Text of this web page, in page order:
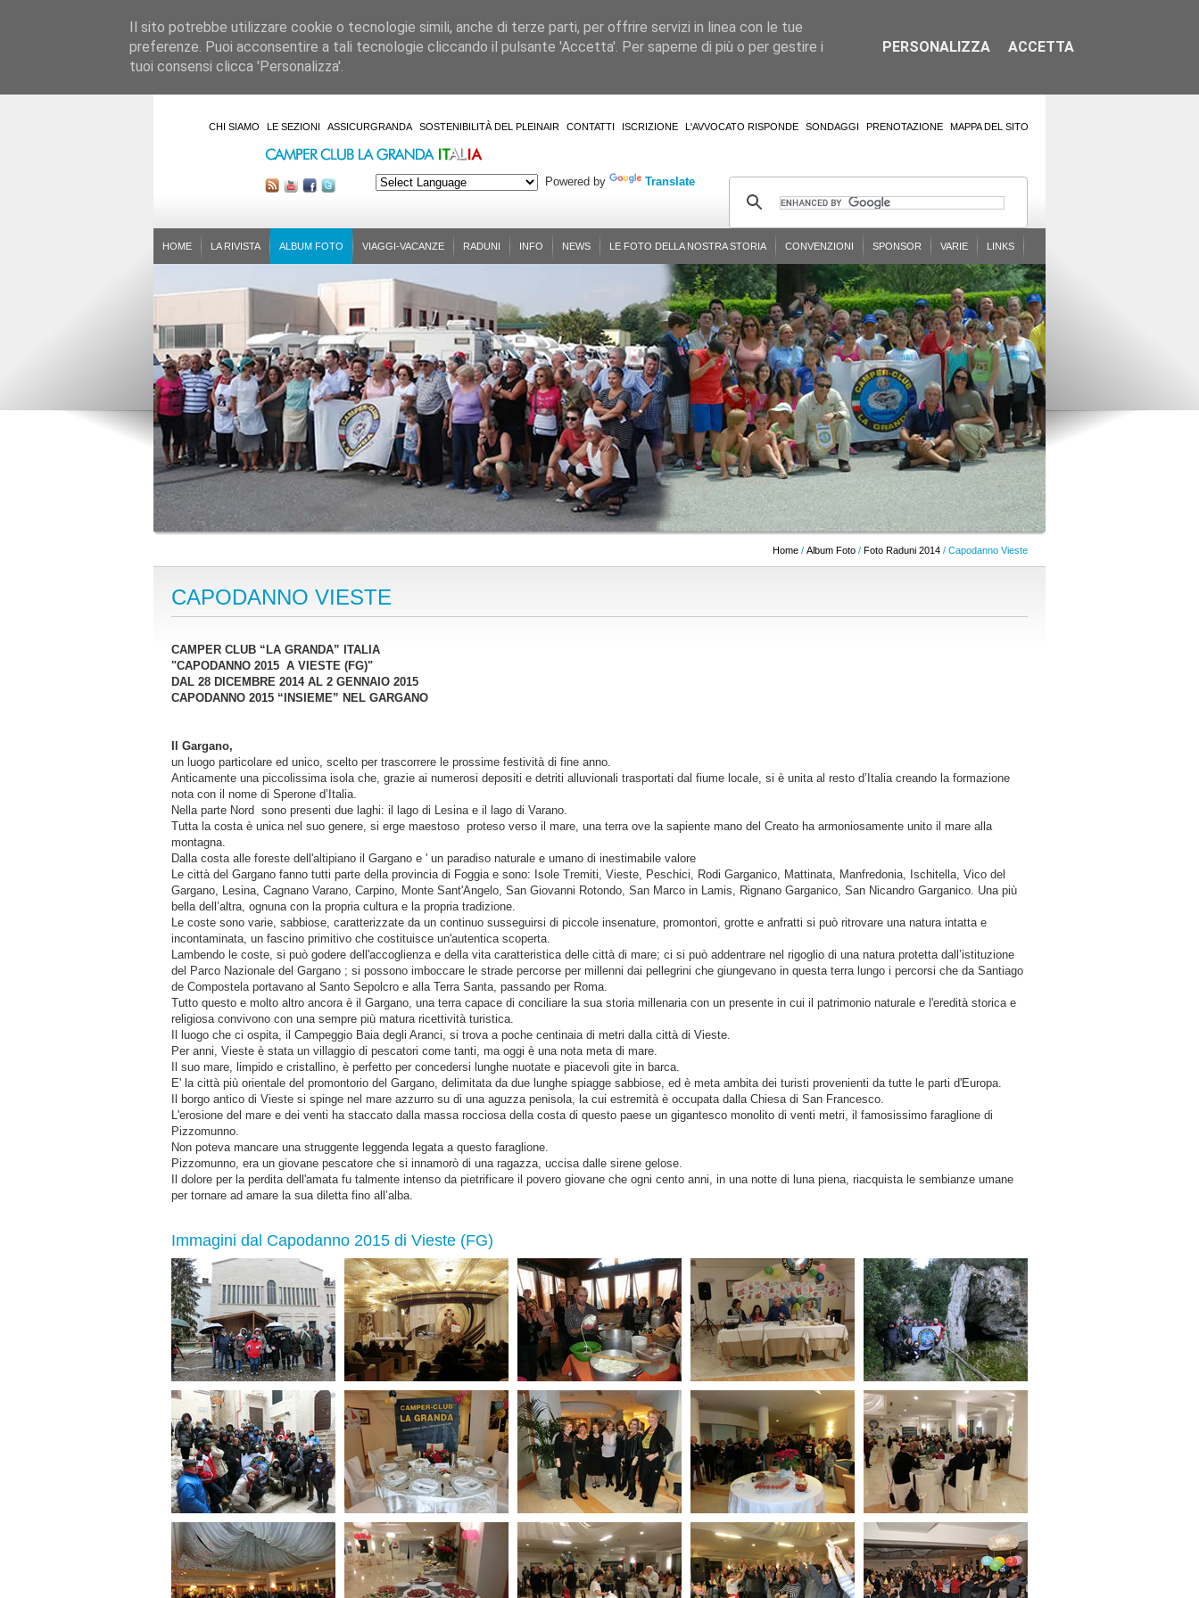
CHI SIAMO LE SEZIONI ASSICURGRANDA SOSTENIBILITÀ DEL PLEINAIR CONTATTI ISCRIZIONE L'AVVOCATO RISPONDE SONDAGGI PRENOTAZIONE MAPPA DEL SITO
Powered by Translate
HOME LA RIVISTA ALBUM FOTO VIAGGI-VACANZE RADUNI INFO NEWS LE FOTO DELLA NOSTRA STORIA CONVENZIONI SPONSOR VARIE LINKS
Home / Album Foto / Foto Raduni 2014 / Capodanno Vieste
CAPODANNO VIESTE
CAMPER CLUB “LA GRANDA” ITALIA
"CAPODANNO 2015 A VIESTE (FG)"
DAL 28 DICEMBRE 2014 AL 2 GENNAIO 2015
CAPODANNO 2015 “INSIEME” NEL GARGANO
Il Gargano,
un luogo particolare ed unico, scelto per trascorrere le prossime festività di fine anno.
Anticamente una piccolissima isola che, grazie ai numerosi depositi e detriti alluvionali trasportati dal fiume locale, si è unita al resto d’Italia creando la formazione
nota con il nome di Sperone d’Italia.
Nella parte Nord sono presenti due laghi: il lago di Lesina e il lago di Varano.
Tutta la costa è unica nel suo genere, si erge maestoso proteso verso il mare, una terra ove la sapiente mano del Creato ha armoniosamente unito il mare alla
montagna.
Dalla costa alle foreste dell'altipiano il Gargano e ' un paradiso naturale e umano di inestimabile valore
Le città del Gargano fanno tutti parte della provincia di Foggia e sono: Isole Tremiti, Vieste, Peschici, Rodi Garganico, Mattinata, Manfredonia, Ischitella, Vico del
Gargano, Lesina, Cagnano Varano, Carpino, Monte Sant'Angelo, San Giovanni Rotondo, San Marco in Lamis, Rignano Garganico, San Nicandro Garganico. Una più
bella dell’altra, ognuna con la propria cultura e la propria tradizione.
Le coste sono varie, sabbiose, caratterizzate da un continuo susseguirsi di piccole insenature, promontori, grotte e anfratti si può ritrovare una natura intatta e
incontaminata, un fascino primitivo che costituisce un'autentica scoperta.
Lambendo le coste, si può godere dell'accoglienza e della vita caratteristica delle città di mare; ci si può addentrare nel rigoglio di una natura protetta dall’istituzione
del Parco Nazionale del Gargano ; si possono imboccare le strade percorse per millenni dai pellegrini che giungevano in questa terra lungo i percorsi che da Santiago
de Compostela portavano al Santo Sepolcro e alla Terra Santa, passando per Roma.
Tutto questo e molto altro ancora è il Gargano, una terra capace di conciliare la sua storia millenaria con un presente in cui il patrimonio naturale e l'eredità storica e
religiosa convivono con una sempre più matura ricettività turistica.
Il luogo che ci ospita, il Campeggio Baia degli Aranci, si trova a poche centinaia di metri dalla città di Vieste.
Per anni, Vieste è stata un villaggio di pescatori come tanti, ma oggi è una nota meta di mare.
Il suo mare, limpido e cristallino, è perfetto per concedersi lunghe nuotate e piacevoli gite in barca.
E' la città più orientale del promontorio del Gargano, delimitata da due lunghe spiagge sabbiose, ed è meta ambita dei turisti provenienti da tutte le parti d'Europa.
Il borgo antico di Vieste si spinge nel mare azzurro su di una aguzza penisola, la cui estremità è occupata dalla Chiesa di San Francesco.
L'erosione del mare e dei venti ha staccato dalla massa rocciosa della costa di questo paese un gigantesco monolito di venti metri, il famosissimo faraglione di
Pizzomunno.
Non poteva mancare una struggente leggenda legata a questo faraglione.
Pizzomunno, era un giovane pescatore che si innamorò di una ragazza, uccisa dalle sirene gelose.
Il dolore per la perdita dell'amata fu talmente intenso da pietrificare il povero giovane che ogni cento anni, in una notte di luna piena, riacquista le sembianze umane
per tornare ad amare la sua diletta fino all’alba.
Immagini dal Capodanno 2015 di Vieste (FG)
Il sito potrebbe utilizzare cookie o tecnologie simili, anche di terze parti, per offrire servizi in linea con le tue
preferenze. Puoi acconsentire a tali tecnologie cliccando il pulsante 'Accetta'. Per saperne di più o per gestire i
tuoi consensi clicca 'Personalizza'.
PERSONALIZZA ACCETTA